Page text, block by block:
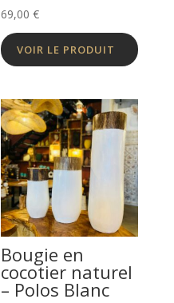
69,00€
VOIR LE PRODUIT
Bougie en
cocotier naturel
– Polos Blanc